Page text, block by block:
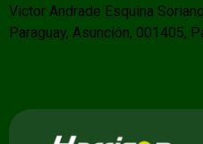
Victor Andrade Esquina
Paraguay, Asunción, 001405,